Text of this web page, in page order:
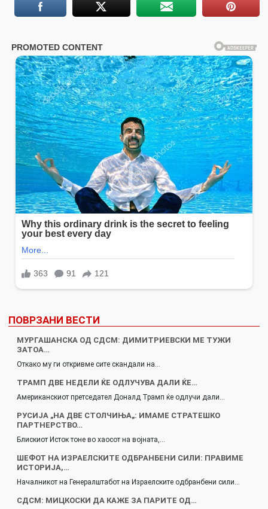
ПОВРЗАНИ ВЕСТИ
МУРГАШАНСКА ОД СДСМ: ДИМИТРИЕВСКИ МЕ ТУЖИ
ЗАТОА…
Откако му ги откривме сите скандали на…
ТРАМП ДВЕ НЕДЕЛИ ЌЕ ОДЛУЧУВА ДАЛИ ЌЕ…
Американскиот претседател Доналд Трамп ќе одлучи дали…
РУСИЈА „НА ДВЕ СТОЛЧИЊА„: ИМАМЕ СТРАТЕШКО
ПАРТНЕРСТВО…
Блискиот Исток тоне во хаосот на војната,…
ШЕФОТ НА ИЗРАЕЛСКИТЕ ОДБРАНБЕНИ СИЛИ: ПРАВИМЕ
ИСТОРИЈА,…
Началникот на Генералштабот на Израелските одбранбени сили…
СДСМ: МИЦКОСКИ ДА КАЖЕ ЗА ПАРИТЕ ОД…